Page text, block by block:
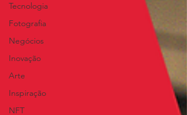
Tecnologia
Fotografia
Negócios
Inovação
Arte
Inspiração
NFT